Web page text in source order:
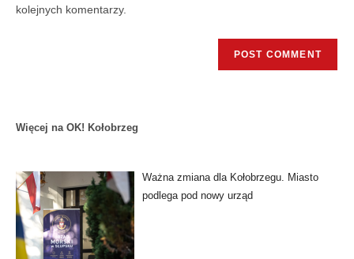
kolejnych komentarzy.
Więcej na OK! Kołobrzeg
Ważna zmiana dla Kołobrzegu. Miasto
podlega pod nowy urząd